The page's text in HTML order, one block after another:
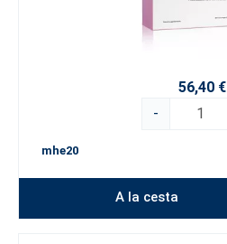
56,40 €
-
mhe20
A la cesta